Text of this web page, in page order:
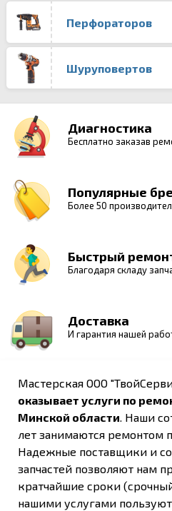
Перфораторов
Шуруповертов
Диагностика
Бесплатно заказав
Популярные
Более 50
Быстрый
Благодаря складу
Доставка
И гарантия нашей
Мастерская ООО
оказывает услуги по
Минской области. Наши
лет занимаются ремонтом
Надежные поставщики и
запчастей позволяют нам
кратчайшие сроки
нашими услугами